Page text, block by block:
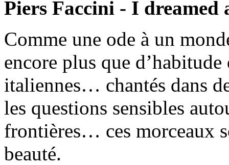
Piers Faccini - I dreamed
Comme une ode à un
encore plus que
italiennes… chantés dans
les questions sensibles
frontières… ces morceaux
beauté.